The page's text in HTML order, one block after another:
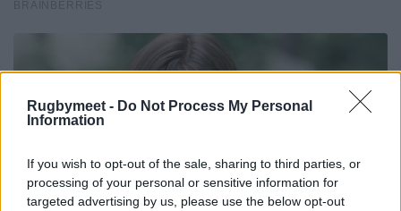
Rugbymeet - Do Not Process My Personal
Information
If you wish to opt-out of the sale, sharing to third parties, or
processing of your personal or sensitive information for
targeted advertising by us, please use the below opt-out